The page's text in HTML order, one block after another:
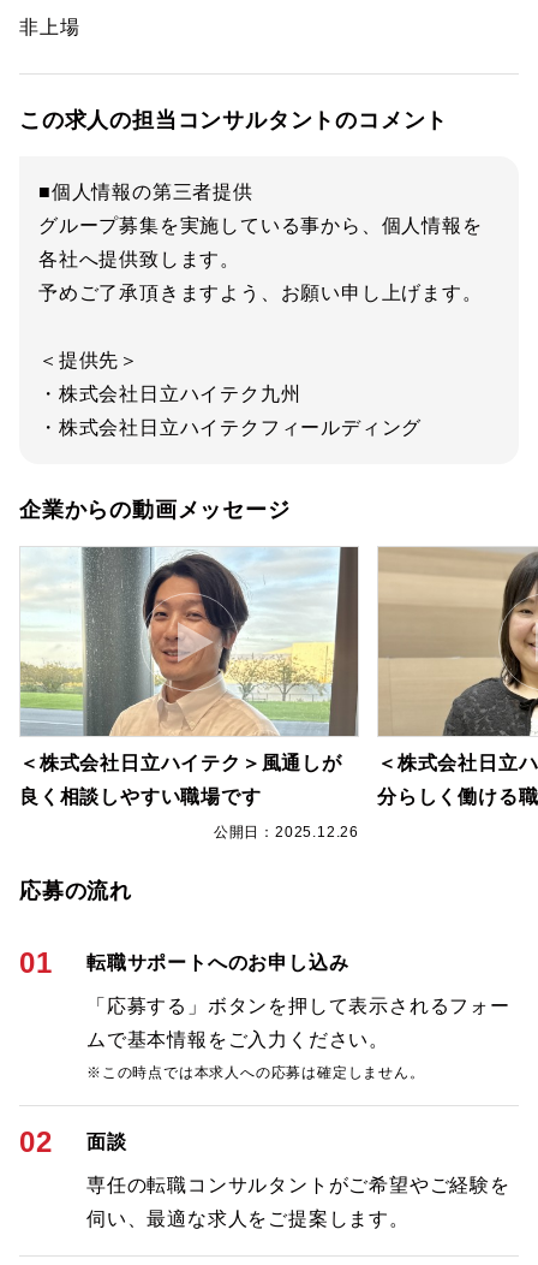
非上場
この求人の担当コンサルタントのコメント
■個人情報の第三者提供
グループ募集を実施している事から、個人情報を
各社へ提供致します。
予めご了承頂きますよう、お願い申し上げます。
＜提供先＞
・株式会社日立ハイテク九州
・株式会社日立ハイテクフィールディング
企業からの動画メッセージ
＜株式会社日立ハイテク＞風通しが
良く相談しやすい職場です
公開日：2025.12.26
＜株式会社日立
分らしく働ける
応募の流れ
01 転職サポートへのお申し込み
「応募する」ボタンを押して表示されるフォー
ムで基本情報をご入力ください。
※この時点では本求人への応募は確定しません。
02 面談
専任の転職コンサルタントがご希望やご経験を
伺い、最適な求人をご提案します。